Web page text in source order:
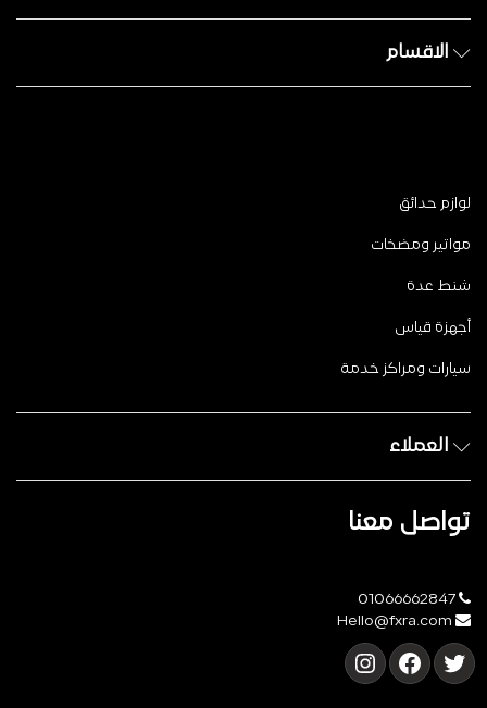
الاقسام
لوازم حدائق
مواتير ومضخات
شنط عدة
أجهزة قياس
سيارات ومراكز خدمة
العملاء
تواصل معنا
تويترفيسبوكإنستجرام